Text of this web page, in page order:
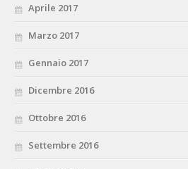
Aprile 2017
Marzo 2017
Gennaio 2017
Dicembre 2016
Ottobre 2016
Settembre 2016